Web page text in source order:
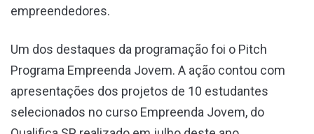
empreendedores.
Um dos destaques da programação foi o Pitch
Programa Empreenda Jovem. A ação contou com
apresentações dos projetos de 10 estudantes
selecionados no curso Empreenda Jovem, do